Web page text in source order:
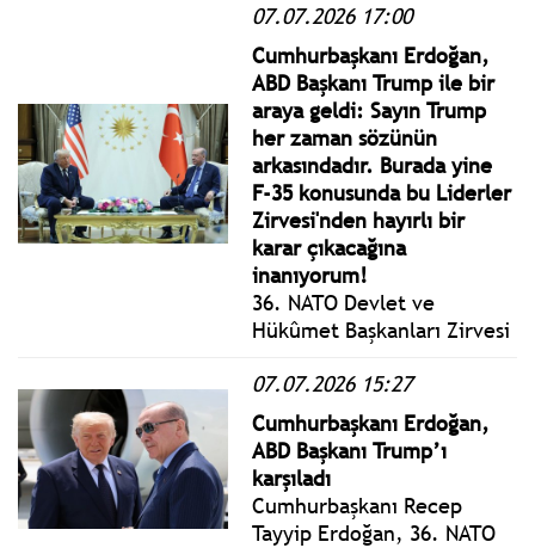
Külliyesinde
gerçekleştirilen
Cumhurbaşkanlığı Kabinesi
Toplantısı’nın ardından
basın açıklaması yaptı.
07.07.2026 17:00
Cumhurbaşkanı Erdoğan,
ABD Başkanı Trump ile bir
araya geldi: Sayın Trump
her zaman sözünün
arkasındadır. Burada yine
F-35 konusunda bu Liderler
Zirvesi'nden hayırlı bir
karar çıkacağına
inanıyorum!
36. NATO Devlet ve
Hükûmet Başkanları Zirvesi
ziyaret gerçekleştiren
Amerika Birleşik Devletleri
(ABD) Başkanı Donald
Trump ile Cumhurbaşkanlığı
Külliyesinde bir araya
geldi.
07.07.2026 15:27
Cumhurbaşkanı Erdoğan,
ABD Başkanı Trump’ı
karşıladı
Cumhurbaşkanı Recep
Tayyip Erdoğan, 36. NATO